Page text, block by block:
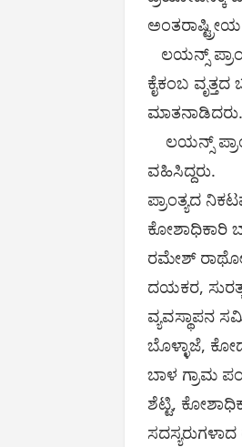
ಲಯನ್ಸ್
ಕೈಕಂಬ
ಮಾತನಾಡಿದರು.
ಲಯನ್ಸ್
ವಹಿಸಿದ್ದರು.
ಪ್ರಾಂತ್ಯದ
ಕೋಶಾಧಿಕಾರಿ
ರಮೇಶ್
ದಯಕರ,
ವ್ಯವಸ್ಥಾಪನ
ಬೊಳ್ಳಾಜೆ,
ಬಾಳ ಗ್ರಾಮ
ಶೆಟ್ಟಿ,